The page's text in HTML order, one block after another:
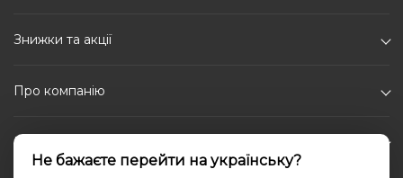
Знижки та акції
Про компанію
Каталог
Не бажаєте перейти на українську?